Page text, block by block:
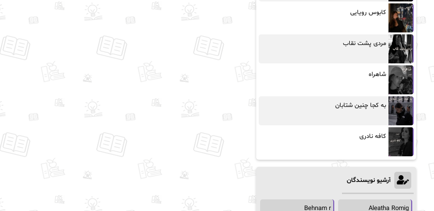
کابوس رویایی
مردی پشت نقاب
شاهراه
به کجا چنین شتابان
کافه نادری
آرشیو نویسندگان
Aleatha Romig
Behnam r